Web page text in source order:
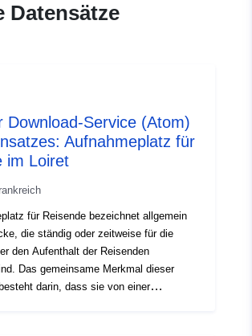
f2c4-4f41-ad13-
49f4-8426-751ee016d836
Ressource:
http://inspire.ec.europa.eu/
Datensätze
Download-Service (Atom)
Aufnahmeplatz für
im Loiret
für Reisende bezeichnet allgemein
die ständig oder zeitweise für die
den Aufenthalt der Reisenden
Das gemeinsame Merkmal dieser
darin, dass sie von einer